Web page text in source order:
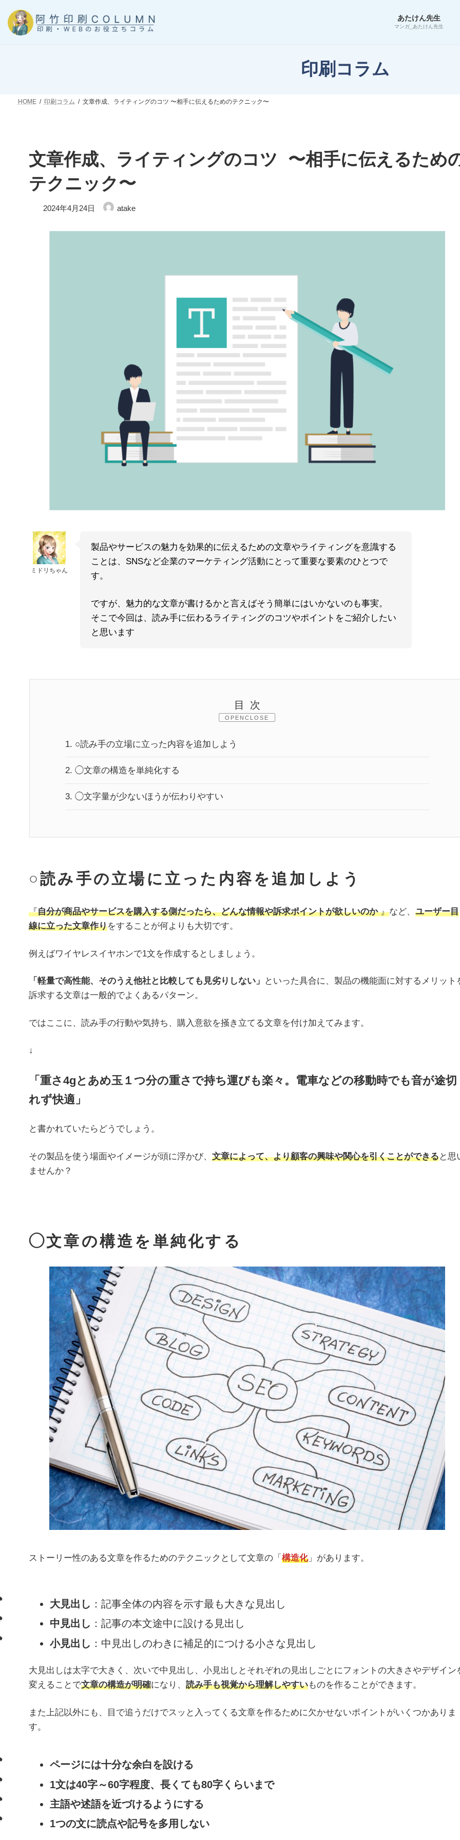
ン
テ
ビ
ゲ
あたけん先生
マンガ_あたけん先生
印刷コラム
HOME 印刷コラム 文章作成、ライティングのコツ 〜相手に伝えるためのテクニック〜
文章作成、ライティングのコツ 〜相手に伝えるため
テクニック〜
最
新
2024年4月24日 atake
ミドリちゃん
製品やサービスの魅力を効果的に伝えるための文章やライティングを意識する
ことは、SNSなど企業のマーケティング活動にとって重要な要素のひとつで
す。
ですが、魅力的な文章が書けるかと言えばそう簡単にはいかないのも事実。
そこで今回は、読み手に伝わるライティングのコツやポイントをご紹介したい
と思います
目次
CLOSE
1. ○読み手の立場に立った内容を追加しよう
2. ◯文章の構造を単純化する
3. ◯文字量が少ないほうが伝わりやすい
○読み手の立場に立った内容を追加しよう
『自分が商品やサービスを購入する側だったら、どんな情報や訴求ポイントが欲しいのか』など、 ユーザー目
線に立った文章作りをすることが何よりも大切です。
例えばワイヤレスイヤホンで1文を作成するとしましょう。
「軽量で高性能、そのうえ他社と比較しても見劣りしない」
といった具合に、製品の機能面に対するメリット
訴求する文章は一般的でよくあるパターン。
ではここに、読み手の行動や気持ち、購入意欲を掻き立てる文章を付け加えてみます。
↓
「重さ4gとあめ玉１つ分の重さで持ち運びも楽々。電車などの移動時でも音が途切
れず快適」
と書かれていたらどうでしょう。
その製品を使う場面やイメージが頭に浮かび、 文章によって、より顧客の興味や関心を引くことができると思
ませんか？
◯文章の構造を単純化する
ストーリー性のある文章を作るためのテクニックとして文章の「 構造化」があります。
大見出し ：記事全体の内容を示す最も大きな見出し
中見出し ：記事の本文途中に設ける見出し
小見出し ：中見出しのわきに補足的につける小さな見出し
大見出しは太字で大きく、次いで中見出し、小見出しとそれぞれの見出しごとにフォントの大きさやデザイン
変えることで文章の構造が明確になり、 読み手も視覚から理解しやすいものを作ることができます。
また上記以外にも、目で追うだけでスッと入ってくる文章を作るために欠かせないポイントがいくつかありま
す。
ページには十分な余白を設ける
1文は40字～60字程度、長くても80字くらいまで
主語や述語を近づけるようにする
1つの文に読点や記号を多用しない